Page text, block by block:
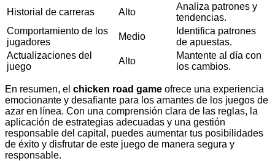
Historial de carreras
Alto
Analiza patrones y
tendencias.
Comportamiento de los
jugadores
Medio
Identifica patrones
de apuestas.
Actualizaciones del
juego
Alto
Mantente al día con
los cambios.
En resumen, el chicken road game ofrece una experiencia
emocionante y desafiante para los amantes de los juegos de
azar en línea. Con una comprensión clara de las reglas, la
aplicación de estrategias adecuadas y una gestión
responsable del capital, puedes aumentar tus posibilidades
de éxito y disfrutar de este juego de manera segura y
responsable.